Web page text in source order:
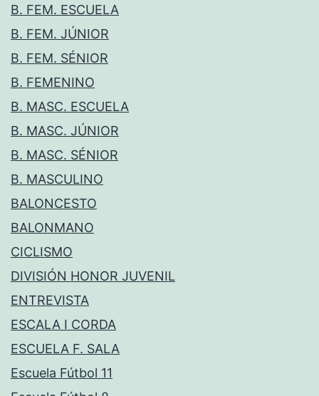
B. FEM. ESCUELA
B. FEM. JÚNIOR
B. FEM. SÉNIOR
B. FEMENINO
B. MASC. ESCUELA
B. MASC. JÚNIOR
B. MASC. SÉNIOR
B. MASCULINO
BALONCESTO
BALONMANO
CICLISMO
DIVISIÓN HONOR JUVENIL
ENTREVISTA
ESCALA I CORDA
ESCUELA F. SALA
Escuela Fútbol 11